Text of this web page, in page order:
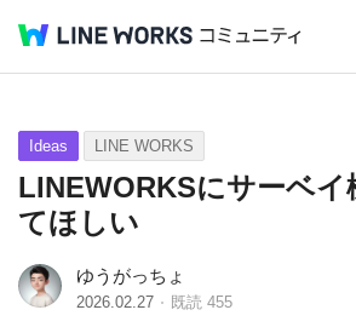
Q&A Tips Ideas
Ideas LINE WORKS
LINEWORKSにサーベイ
てほしい
ゆうがっちょ
2026.02.27 既読 455